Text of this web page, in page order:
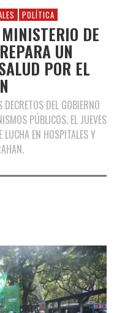
POLÍTICA
DE
UN
POR EL
DEL GOBIERNO
PÚBLICOS. EL JUEVES
EN HOSPITALES Y